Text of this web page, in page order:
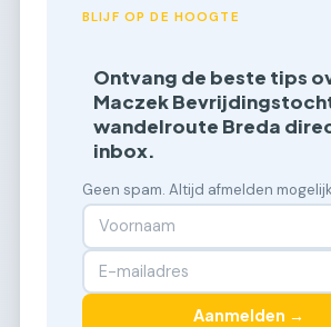
BLIJF OP DE HOOGTE
Ontvang de beste tips
Maczek
wandelroute Breda
inbox.
Geen spam. Altijd afmelden
Aanmelden →